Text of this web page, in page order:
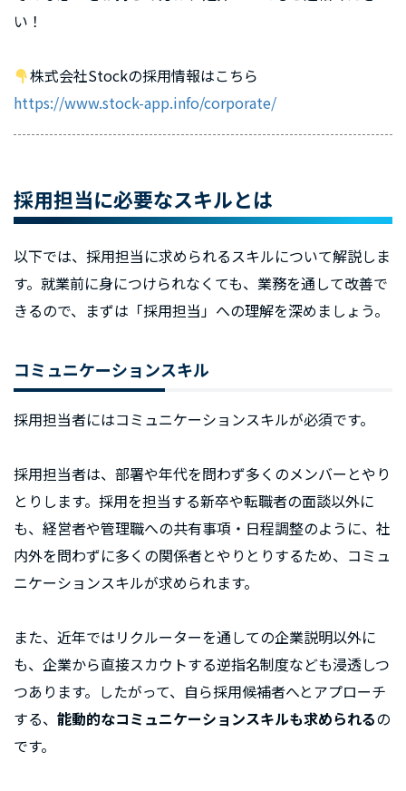
い！
株式会社Stockの採用情報はこちら
https://www.stock-app.info/corporate/
採用担当に必要なスキルとは
以下では、採用担当に求められるスキルについて解説しま
す。就業前に身につけられなくても、業務を通して改善で
きるので、まずは「採用担当」への理解を深めましょう。
コミュニケーションスキル
採用担当者にはコミュニケーションスキルが必須です。
採用担当者は、部署や年代を問わず多くのメンバーとやり
とりします。採用を担当する新卒や転職者の面談以外に
も、経営者や管理職への共有事項・日程調整のように、社
内外を問わずに多くの関係者とやりとりするため、コミュ
ニケーションスキルが求められます。
また、近年ではリクルーターを通しての企業説明以外に
も、企業から直接スカウトする逆指名制度なども浸透しつ
つあります。したがって、自ら採用候補者へとアプローチ
する、 能動的なコミュニケーションスキルも求められるの
です。